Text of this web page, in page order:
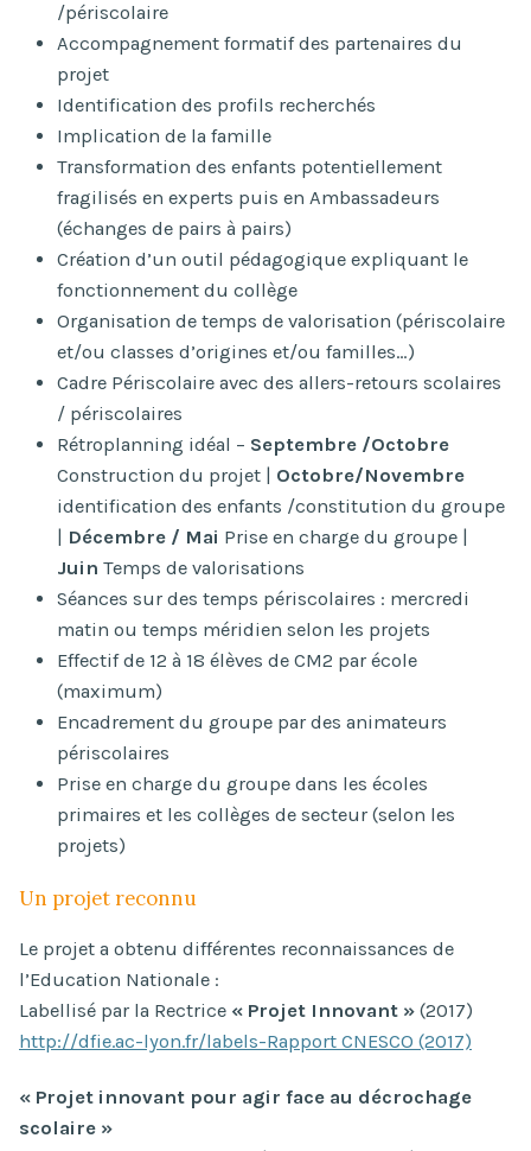
/périscolaire
Accompagnement formatif des partenaires du
projet
Identification des profils recherchés
Implication de la famille
Transformation des enfants potentiellement
fragilisés en experts puis en Ambassadeurs
(échanges de pairs à pairs)
Création d’un outil pédagogique expliquant le
fonctionnement du collège
Organisation de temps de valorisation (périscolaire
et/ou classes d’origines et/ou familles…)
Cadre Périscolaire avec des allers-retours scolaires
/ périscolaires
Rétroplanning idéal – Septembre /Octobre
Construction du projet | Octobre/Novembre
identification des enfants /constitution du groupe
Décembre / Mai Prise en charge du groupe |
Juin Temps de valorisations
Séances sur des temps périscolaires : mercredi
matin ou temps méridien selon les projets
Effectif de 12 à 18 élèves de CM2 par école
(maximum)
Encadrement du groupe par des animateurs
périscolaires
Prise en charge du groupe dans les écoles
primaires et les collèges de secteur (selon les
projets)
Un projet reconnu
Le projet a obtenu différentes reconnaissances de
l’Education Nationale :
Labellisé par la Rectrice « Projet Innovant » (2017)
http://dfie.ac-lyon.fr/labels-Rapport CNESCO (2017)
« Projet innovant pour agir face au décrochage
scolaire »